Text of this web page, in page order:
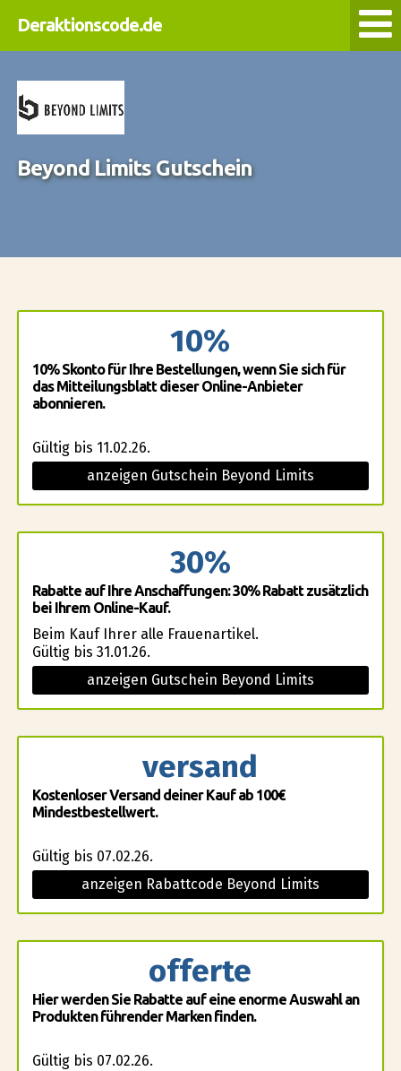
Deraktionscode.de
Beyond Limits Gutschein
10%
10% Skonto für Ihre Bestellungen, wenn Sie sich für
das Mitteilungsblatt dieser Online-Anbieter
abonnieren.
Gültig bis 11.02.26.
anzeigen Gutschein Beyond Limits
30%
Rabatte auf Ihre Anschaffungen: 30% Rabatt zusätzlich
bei Ihrem Online-Kauf.
Beim Kauf Ihrer alle Frauenartikel.
Gültig bis 31.01.26.
anzeigen Gutschein Beyond Limits
versand
Kostenloser Versand deiner Kauf ab 100€
Mindestbestellwert.
Gültig bis 07.02.26.
anzeigen Rabattcode Beyond Limits
offerte
Hier werden Sie Rabatte auf eine enorme Auswahl an
Produkten führender Marken finden.
Gültig bis 07.02.26.